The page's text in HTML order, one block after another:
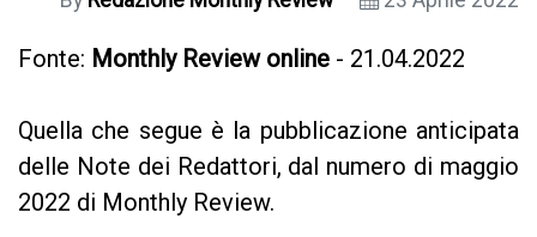
Fonte: Monthly Review online - 21.04.2022
Quella che segue è la pubblicazione anticipata
delle Note dei Redattori, dal numero di maggio
2022 di Monthly Review.